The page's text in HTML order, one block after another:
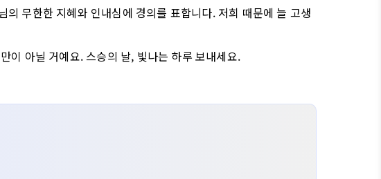
무한한 지혜와 인내심에 경의를 표합니다. 저희 때문에 늘 고생
이 아닐 거예요. 스승의 날, 빛나는 하루 보내세요.